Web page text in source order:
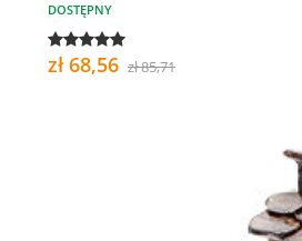
DOSTĘPNY
zł 68,56 zł 85,71